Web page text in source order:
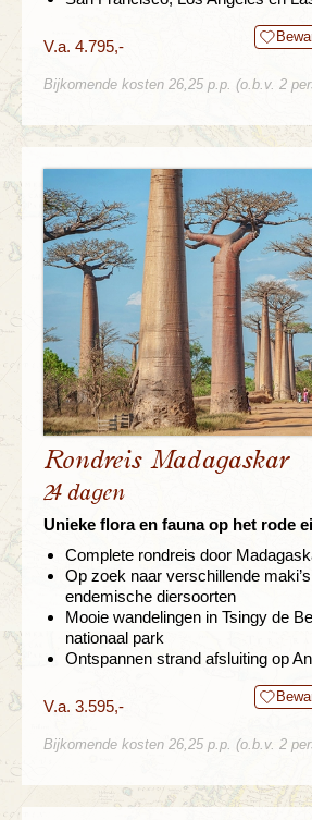
V.a. 4.795,-
Bijkomende kosten 26,25 p.p. (o.b.v. 2
Rondreis Madagaskar
24 dagen
Unieke flora en fauna op het rode
Complete rondreis door
Op zoek naar verschillende
endemische diersoorten
Mooie wandelingen in Tsingy de
nationaal park
Ontspannen strand afsluiting op
V.a. 3.595,-
Bijkomende kosten 26,25 p.p. (o.b.v. 2